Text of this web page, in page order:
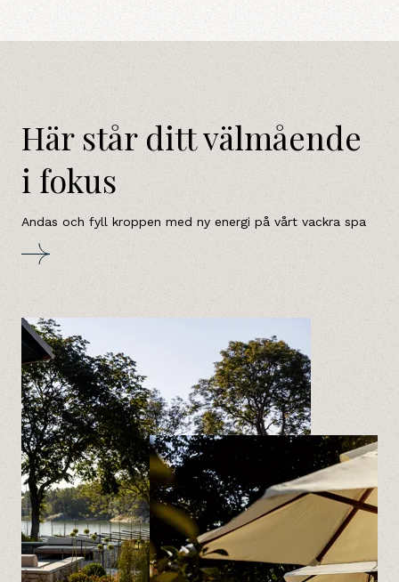
Här står ditt välmående
i fokus
Andas och fyll kroppen med ny energi på vårt vackra spa